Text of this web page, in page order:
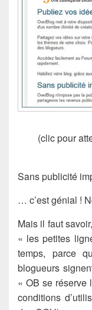
(clic pour
Sans publicité
… c’est génial !
Mais il faut
« les petites
temps, parce
blogueurs
« OB se réserve
conditions